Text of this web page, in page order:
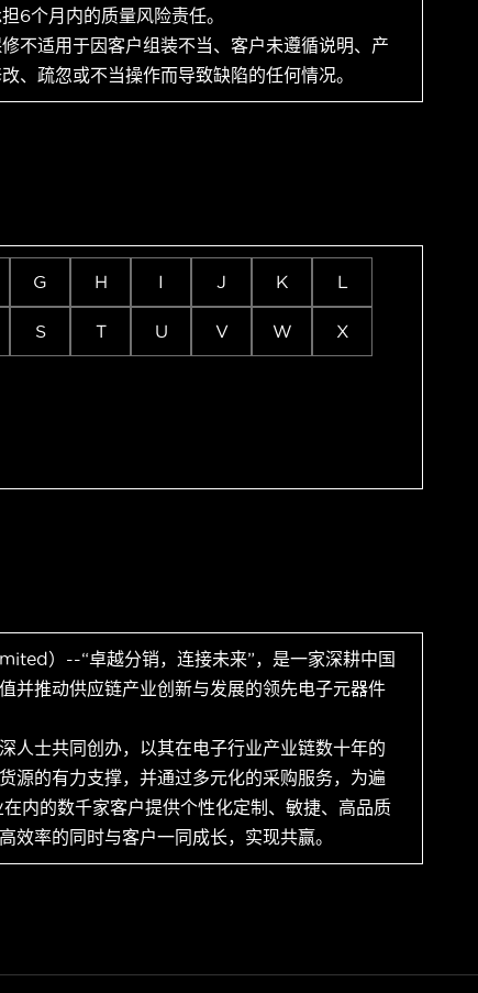
6个月内的质量风险责任。
不适用于因客户组装不当、客户未遵循说明、产
、疏忽或不当操作而导致缺陷的任何情况。
G H I J K L
S T U V W X
）--“卓越分销，连接未来”，是一家深耕中国
并推动供应链产业创新与发展的领先电子元器件
人士共同创办，以其在电子行业产业链数十年的
源的有力支撑，并通过多元化的采购服务，为遍
内的数千家客户提供个性化定制、敏捷、高品质
效率的同时与客户一同成长，实现共赢。